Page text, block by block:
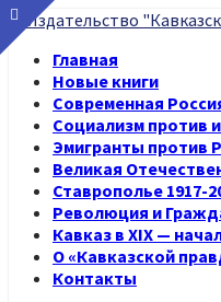
Главная
Новые книги
Современная
Социализм против
Эмигранты против
Великая
Ставрополье 1917-
Революция и
Кавказ в XIX —
О «Кавказской
Контакты